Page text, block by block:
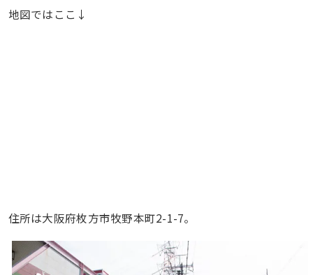
地図ではここ↓
住所は大阪府枚方市牧野本町2-1-7。